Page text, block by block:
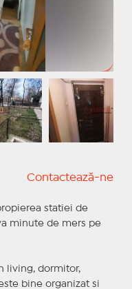
Contactează-ne
statiei de
minute de mers pe
living, dormitor,
bine organizat si